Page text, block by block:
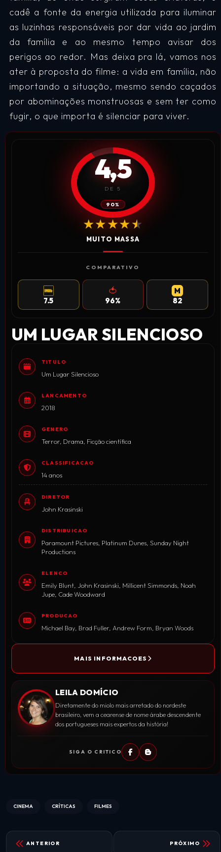
cadê a fonte da energia utilizada para iluminar
as luzinhas responsáveis por dar vida ao jardim
da família e ao mesmo tempo avisar dos
perigos ao redor. Mas deixa pra lá, vamos nos
ater à proposta do filme: a vida em família, não
importando a situação, mesmo sendo caçados
por abominações monstruosas e sem ter como
fugir, o que importa é silenciar para viver.
4,5
DE 5
90%
★★★★★
★★★★★
MUITO MASSA
COMPARATIVO
IMDB
7.5
🍅ROTTEN TOMATOES
96%
M
82
UM LUGAR SILENCIOSO
TITULO
Um Lugar Silencioso
LANCAMENTO
2018
GENERO
Terror, Drama, Ficção científica
CLASSIFICACAO
14 anos
DIRETOR
John Krasinski
DISTRIBUICAO
Paramount Pictures, Platinum Dunes, Sunday Night
Productions
ELENCO
Emily Blunt, John Krasinski, Millicent Simmonds, Noah
Jupe, Cade Woodward
PRODUCAO
Michael Bay, Brad Fuller, Andrew Form, Bryan Woods
MAIS INFORMACOES
LEILA DOMÍCIO
Diretamente do miolo mais arretado do nordeste
brasileiro, vem a cearense de nome árabe descendente
dos portugueses mais expertos da história!
SIGA O CRITICO
CINEMA CRÍTICAS FILMES
ANTERIOR PRÓXIMO